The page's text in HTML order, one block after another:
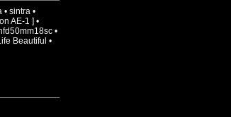
• sintra •
AE-1 ] •
•
Beautiful •